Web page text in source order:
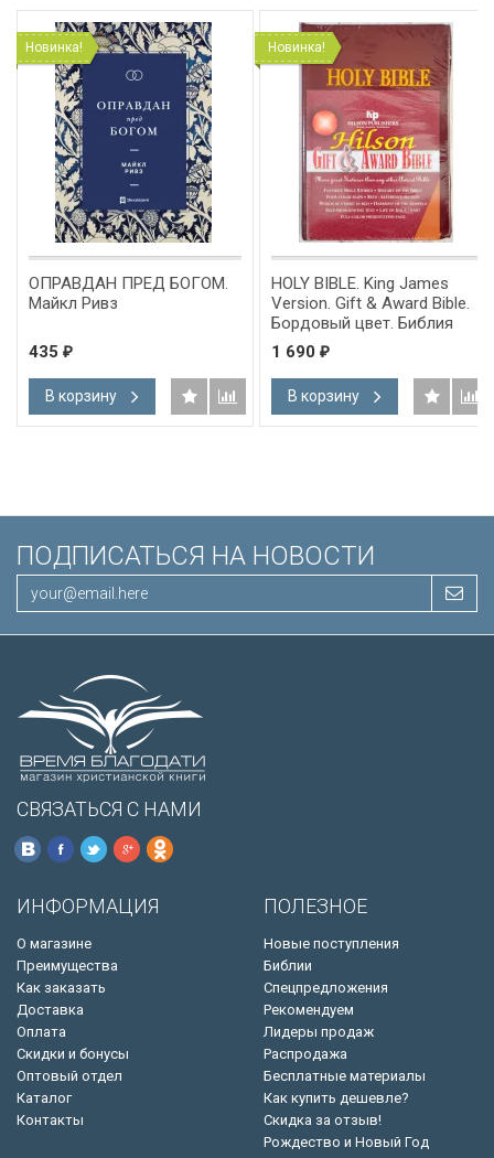
Новинка!
ОПРАВДАН ПРЕД БОГОМ.
Майкл Ривз
435 ₽
В корзину
Новинка!
HOLY BIBLE. King James
Version. Gift & Award Bible.
Бордовый цвет. Библия
Короля Иакова на
английском языке.
Словарь, карты, закладка,
подарочная вкладка, слова
Иисуса выделены красным
1 690 ₽
В корзину
ПОДПИСАТЬСЯ НА НОВОСТИ
СВЯЗАТЬСЯ С НАМИ
ИНФОРМАЦИЯ
О магазине
Преимущества
Как заказать
Доставка
Оплата
Скидки и бонусы
Оптовый отдел
Каталог
Контакты
ПОЛЕЗНОЕ
Новые поступления
Библии
Спецпредложения
Рекомендуем
Лидеры продаж
Распродажа
Бесплатные материалы
Как купить дешевле?
Скидка за отзыв!
Рождество и Новый Год